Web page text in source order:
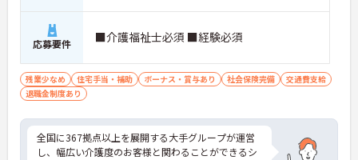
・現場のプロフェッショナルにとどまらず、ケアマ
ネジャーやセンター長といったマネジメント職への
道が開かれています。
・勤務時間内での資格取得支援制度やOJTが整備さ
れており、働きながらのスキルアップを手厚くサポ
ートします。
【日々の貢献をダイレクトに評価する「特別報酬」
やワークライフバランスの充実】
応募要件 ■介護福祉士必須 ■経験必須
残業少なめ 住宅手当・補助 ボーナス・賞与あり 社会保険完備
交通費支給
退職金制度あり
全国に367拠点以上を展開する大手グループが運営
し、幅広い介護度のお客様と関わることができるシ